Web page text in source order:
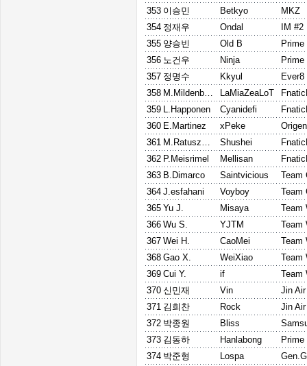
353 이승민 Betkyo
MKZ
354 정재우 Ondal
IM #2
355 양승빈 Old B
356 노건우 Ninja
357 정명수 Kkyul
Ever8
358
M.Mildenberger LaMiaZeaLoT
359 L.Happonen Cyanidefi
360 E.Martinez xPeke
Origen
361
M.Ratuszniak Shushei
362 P.Meisrimel Mellisan
363 B.Dimarco Saintvicious
Team
364 J.esfahani Voyboy
Team
365 Yu J. Misaya
Team
366 Wu S. YJTM
Team
367 Wei H. CaoMei
Team
368 Gao X. WeiXiao
Team
369 Cui Y. if
Team
370 신민재 Vin
Jin
371 김희찬 Rock
Jin
372 박종원 Bliss
373 김동하 Hanlabong
374 박준형 Lospa